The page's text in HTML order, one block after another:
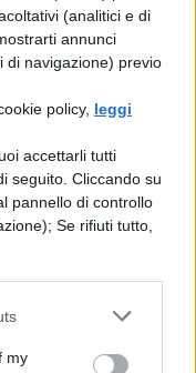
(analitici e di
annunci
di navigazione) previo
policy, leggi
accettarli tutti
seguito. Cliccando su
pannello di controllo
Se rifiuti tutto,
my
e nella tutela
non
non creare
che i guasti
da studiare".
preso la
dell'Istruzione,